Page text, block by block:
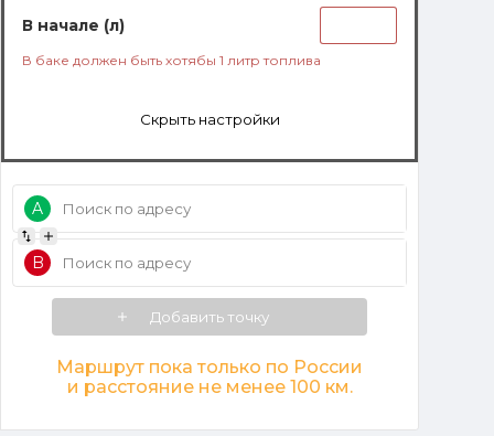
В начале (л)
В баке должен быть хотябы 1 литр топлива
Скрыть настройки
A
Добавить пункт
B
Добавить точку
Маршрут пока только по России
и расстояние не менее 100 км.